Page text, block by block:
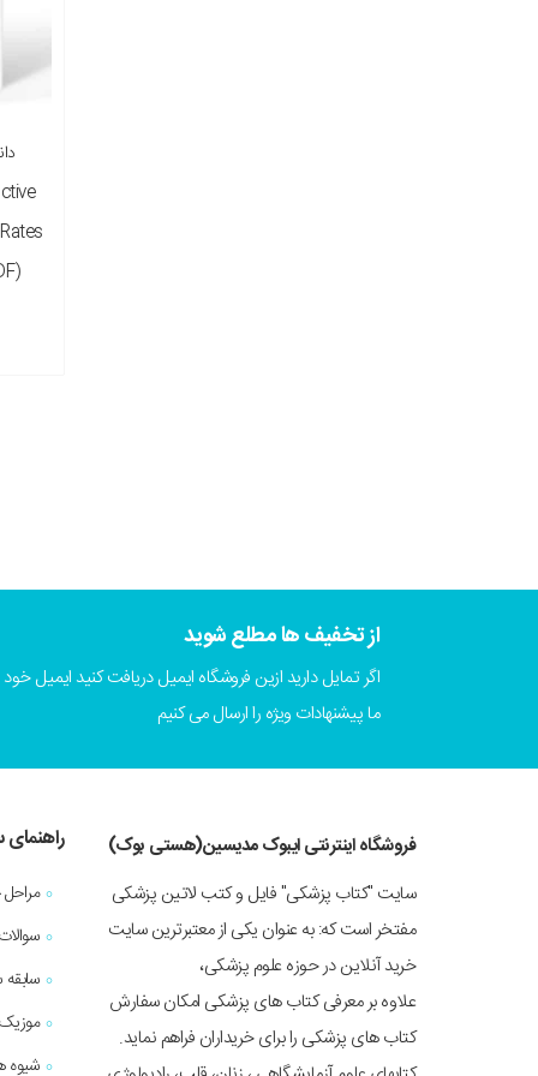
از تخفیف ها مطلع شوید
اگر تمایل دارید ازین فروشگاه ایمیل دریافت کنید ایمیل خود
ما پیشنهادات ویژه را ارسال می کنیم
فروشگاه اینترنتی ایبوک مدیسین(هستی بوک)
سایت "کتاب پزشکی" فایل و کتب لاتین پزشکی
مفتخر است که: به عنوان یکی از معتبرترین سایت
خرید آنلاین در حوزه علوم پزشکی،
علاوه بر معرفی کتاب های پزشکی امکان سفارش
کتاب های پزشکی را برای خریداران فراهم نماید.
شیوه